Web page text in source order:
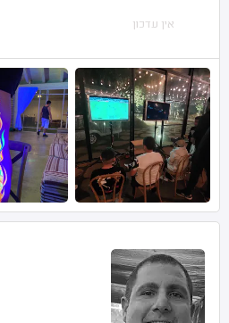
אין עדכון